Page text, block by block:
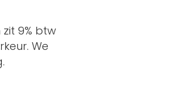
9% btw
We